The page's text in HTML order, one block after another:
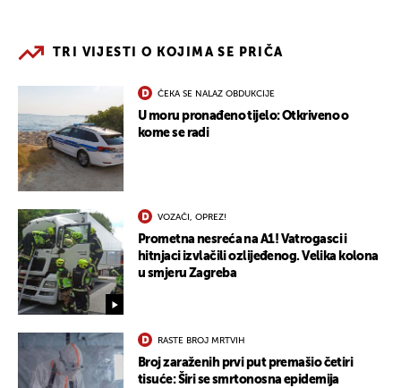
TRI VIJESTI O KOJIMA SE PRIČA
ČEKA SE NALAZ OBDUKCIJE
U moru pronađeno tijelo: Otkriveno o
kome se radi
VOZAČI, OPREZ!
Prometna nesreća na A1! Vatrogasci i
hitnjaci izvlačili ozlijeđenog. Velika kolona
u smjeru Zagreba
RASTE BROJ MRTVIH
Broj zaraženih prvi put premašio četiri
tisuće: Širi se smrtonosna epidemija